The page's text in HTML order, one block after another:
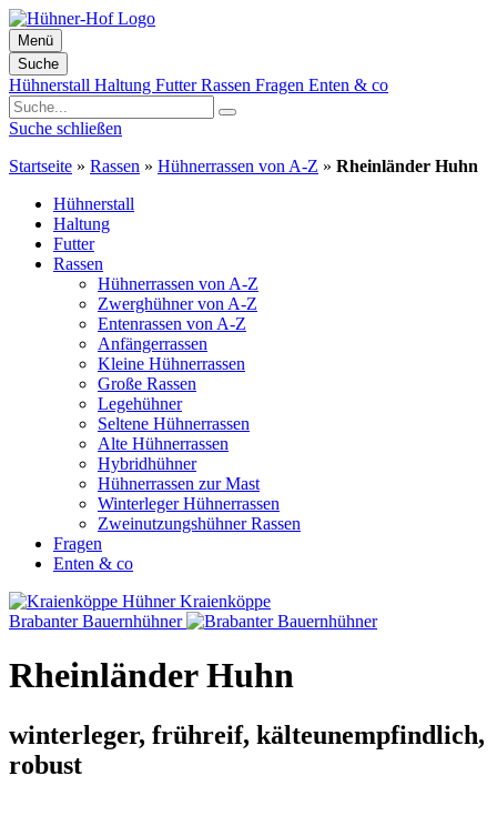
Menü
Suche
Zum
Inhalt
springen
Hühnerstall Haltung FutterRassen Fragen Enten & co
Suche schließen
Startseite » Rassen » Hühnerrassen von A-Z » Rheinländer Huhn
Hühnerstall
Haltung
Futter
Rassen
Hühnerrassen von A-Z
Zwerghühner von A-Z
Entenrassen von A-Z
Anfängerrassen
Kleine Hühnerrassen
Große Rassen
Legehühner
Seltene Hühnerrassen
Alte Hühnerrassen
Hybridhühner
Hühnerrassen zur Mast
Winterleger Hühnerrassen
Zweinutzungshühner Rassen
Fragen
Enten & co
Kraienköppe
Brabanter Bauernhühner
Rheinländer Huhn
winterleger, frühreif, kälteunempfindlich,
robust